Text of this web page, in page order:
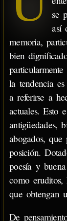
se
así
memoria,
bien
la tendencia
a referirse a
actuales. Esto
antigüedades,
abogados,
posición.
poesía y
como eruditos,
que obtengan
De